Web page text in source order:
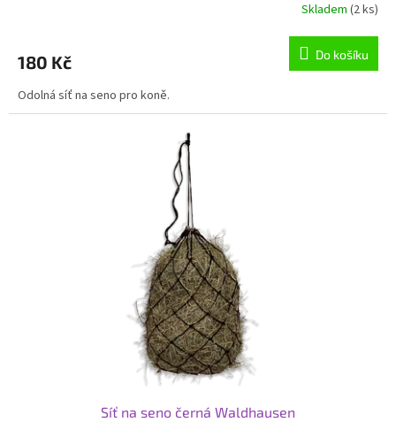
Skladem (2 ks)
180 Kč Do košíku
Odolná síť na seno pro koně.
Síť na seno černá Waldhausen